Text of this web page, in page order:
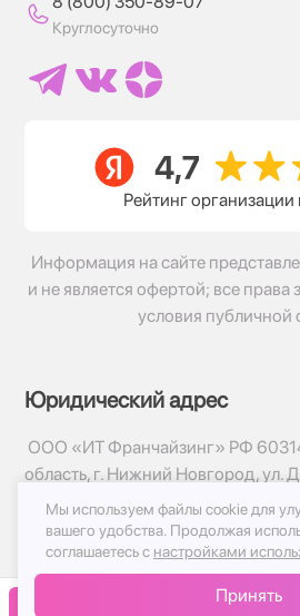
В корзину
Круглосуточно
Рейтинг организации
Информация на сайте
и не является офертой; все
условия публичной
Юридический адрес
ООО «ИТ Франчайзинг» РФ
область, г. Нижний Новгород, ул.
© 2017-2026г, База Цветов 24.ру
Политика конфиденциальности
Публичная оферта
Мы используем файлы cookie для
вашего удобства. Продолжая
соглашаетесь с настройками
Принять